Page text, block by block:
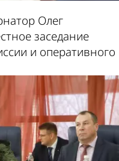
Олег
заседание
и оперативного